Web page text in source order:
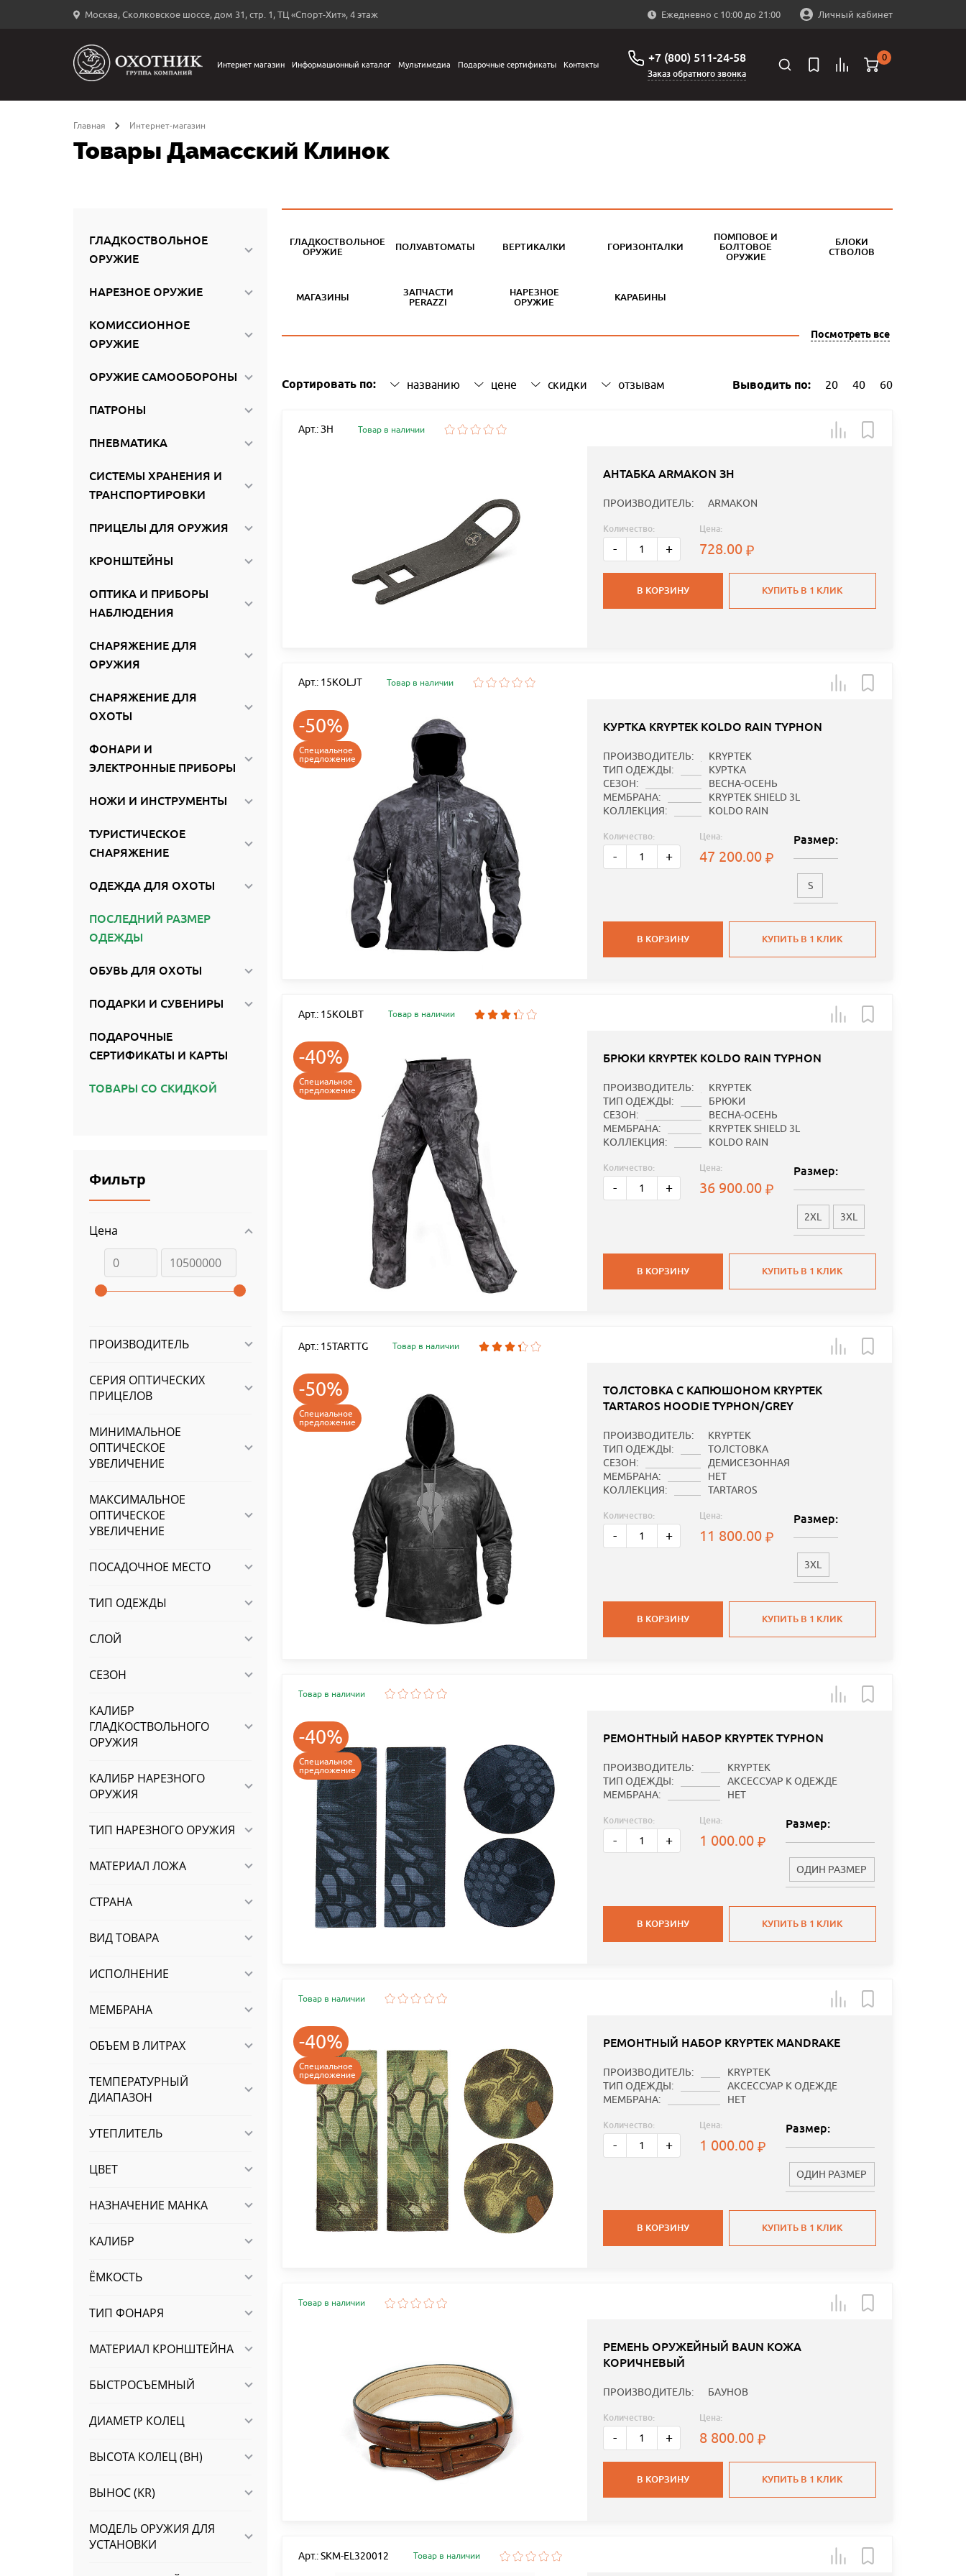
Москва, Сколковское шоссе, дом 31, стр. 1, ТЦ «Спорт-Хит», 4 этаж Ежедневно с 10:00 до 21:00 Личный кабинет
←
Интернет магазин Информационный каталог Мультимедиа Подарочные сертификаты Контакты +7 (800) 511-24-58
Заказ обратного звонка
0
Главная Интернет-магазин
Товары Дамасский Клинок
ГЛАДКОСТВОЛЬНОЕ
ОРУЖИЕ
НАРЕЗНОЕ ОРУЖИЕ
КОМИССИОННОЕ
ОРУЖИЕ
ОРУЖИЕ САМООБОРОНЫ
ПАТРОНЫ
ПНЕВМАТИКА
СИСТЕМЫ ХРАНЕНИЯ И
ТРАНСПОРТИРОВКИ
ПРИЦЕЛЫ ДЛЯ ОРУЖИЯ
КРОНШТЕЙНЫ
ОПТИКА И ПРИБОРЫ
НАБЛЮДЕНИЯ
СНАРЯЖЕНИЕ ДЛЯ
ОРУЖИЯ
СНАРЯЖЕНИЕ ДЛЯ
ОХОТЫ
ФОНАРИ И
ЭЛЕКТРОННЫЕ ПРИБОРЫ
НОЖИ И ИНСТРУМЕНТЫ
ТУРИСТИЧЕСКОЕ
СНАРЯЖЕНИЕ
ОДЕЖДА ДЛЯ ОХОТЫ
ПОСЛЕДНИЙ РАЗМЕР
ОДЕЖДЫ
ОБУВЬ ДЛЯ ОХОТЫ
ПОДАРКИ И СУВЕНИРЫ
ПОДАРОЧНЫЕ
СЕРТИФИКАТЫ И КАРТЫ
ТОВАРЫ СО СКИДКОЙ
Фильтр
Цена
ПРОИЗВОДИТЕЛЬ
СЕРИЯ ОПТИЧЕСКИХ
ПРИЦЕЛОВ
МИНИМАЛЬНОЕ
ОПТИЧЕСКОЕ
УВЕЛИЧЕНИЕ
МАКСИМАЛЬНОЕ
ОПТИЧЕСКОЕ
УВЕЛИЧЕНИЕ
ПОСАДОЧНОЕ МЕСТО
ТИП ОДЕЖДЫ
СЛОЙ
СЕЗОН
КАЛИБР
ГЛАДКОСТВОЛЬНОГО
ОРУЖИЯ
КАЛИБР НАРЕЗНОГО
ОРУЖИЯ
ТИП НАРЕЗНОГО ОРУЖИЯ
МАТЕРИАЛ ЛОЖА
СТРАНА
ВИД ТОВАРА
ИСПОЛНЕНИЕ
МЕМБРАНА
ОБЪЕМ В ЛИТРАХ
ТЕМПЕРАТУРНЫЙ
ДИАПАЗОН
УТЕПЛИТЕЛЬ
ЦВЕТ
НАЗНАЧЕНИЕ МАНКА
КАЛИБР
ЁМКОСТЬ
ТИП ФОНАРЯ
МАТЕРИАЛ КРОНШТЕЙНА
БЫСТРОСЪЕМНЫЙ
ДИАМЕТР КОЛЕЦ
ВЫСОТА КОЛЕЦ (BH)
ВЫНОС (KR)
МОДЕЛЬ ОРУЖИЯ ДЛЯ
УСТАНОВКИ
ГЛАДКОСТВОЛЬНОЕ
ОРУЖИЕ
ПОЛУАВТОМАТЫ ВЕРТИКАЛКИ ГОРИЗОНТАЛКИ
ПОМПОВОЕ И
БОЛТОВОЕ
ОРУЖИЕ
БЛОКИ
СТВОЛОВ
МАГАЗИНЫ
ЗАПЧАСТИ
PERAZZI
НАРЕЗНОЕ
ОРУЖИЕ
КАРАБИНЫ
Посмотреть все
Сортировать по: названию цене скидки отзывам Выводить по: 20 40 60
Арт.: ЗН Товар в наличии
АНТАБКА ARMAKON ЗН
ПРОИЗВОДИТЕЛЬ: ARMAKON
Количество:
- +
Цена:
728.00
В КОРЗИНУ КУПИТЬ В 1 КЛИК
Арт.: 15KOLJT Товар в наличии
-50%
Специальное
предложение
КУРТКА KRYPTEK KOLDO RAIN TYPHON
ПРОИЗВОДИТЕЛЬ:
KRYPTEK
ТИП ОДЕЖДЫ:
КУРТКА
СЕЗОН:
ВЕСНА-ОСЕНЬ
МЕМБРАНА:
KRYPTEK SHIELD 3L
КОЛЛЕКЦИЯ:
KOLDO RAIN
Количество:
- +
Цена:
47 200.00
Размер:
S
В КОРЗИНУ КУПИТЬ В 1 КЛИК
Арт.: 15KOLBT Товар в наличии
-40%
Специальное
предложение
БРЮКИ KRYPTEK KOLDO RAIN TYPHON
ПРОИЗВОДИТЕЛЬ:
KRYPTEK
ТИП ОДЕЖДЫ:
БРЮКИ
СЕЗОН:
ВЕСНА-ОСЕНЬ
МЕМБРАНА:
KRYPTEK SHIELD 3L
КОЛЛЕКЦИЯ:
KOLDO RAIN
Количество:
- +
Цена:
36 900.00
Размер:
2XL 3XL
В КОРЗИНУ КУПИТЬ В 1 КЛИК
Арт.: 15TARTTG Товар в наличии
-50%
Специальное
предложение
ТОЛСТОВКА С КАПЮШОНОМ KRYPTEK
TARTAROS HOODIE TYPHON/GREY
ПРОИЗВОДИТЕЛЬ:
KRYPTEK
ТИП ОДЕЖДЫ:
ТОЛСТОВКА
СЕЗОН:
ДЕМИСЕЗОННАЯ
МЕМБРАНА:
НЕТ
КОЛЛЕКЦИЯ:
TARTAROS
Количество:
- +
Цена:
11 800.00
Размер:
3XL
В КОРЗИНУ КУПИТЬ В 1 КЛИК
Товар в наличии
-40%
Специальное
предложение
РЕМОНТНЫЙ НАБОР KRYPTEK TYPHON
ПРОИЗВОДИТЕЛЬ:
KRYPTEK
ТИП ОДЕЖДЫ:
АКСЕССУАР К ОДЕЖДЕ
МЕМБРАНА:
НЕТ
Количество:
- +
Цена:
1 000.00
Размер:
ОДИН РАЗМЕР
В КОРЗИНУ КУПИТЬ В 1 КЛИК
Товар в наличии
-40%
Специальное
предложение
РЕМОНТНЫЙ НАБОР KRYPTEK MANDRAKE
ПРОИЗВОДИТЕЛЬ:
KRYPTEK
ТИП ОДЕЖДЫ:
АКСЕССУАР К ОДЕЖДЕ
МЕМБРАНА:
НЕТ
Количество:
- +
Цена:
1 000.00
Размер:
ОДИН РАЗМЕР
В КОРЗИНУ КУПИТЬ В 1 КЛИК
Товар в наличии
РЕМЕНЬ ОРУЖЕЙНЫЙ BAUN КОЖА
КОРИЧНЕВЫЙ
ПРОИЗВОДИТЕЛЬ: БАУНОВ
Количество:
- +
Цена:
8 800.00
В КОРЗИНУ КУПИТЬ В 1 КЛИК
Арт.: SKM-EL320012 Товар в наличии